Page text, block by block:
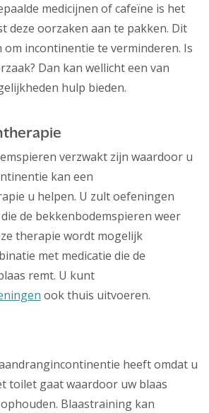
medicijnen of cafeïne is het
deze oorzaken aan te pakken. Dit
om incontinentie te verminderen. Is
Dan kan wellicht een van
hulp bieden.
verzwakt zijn waardoor u
kan een
u helpen. U zult oefeningen
de bekkenbodemspieren weer
therapie wordt mogelijk
met medicatie die de
remt. U kunt
ook thuis uitvoeren.
heeft omdat u
toilet gaat waardoor uw blaas
Blaastraining kan